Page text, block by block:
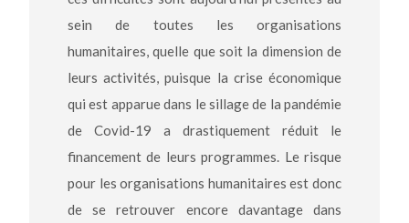
sein de toutes les organisations
humanitaires, quelle que soit la dimension de
leurs activités, puisque la crise économique
qui est apparue dans le sillage de la pandémie
de Covid-19 a drastiquement réduit le
financement de leurs programmes. Le risque
pour les organisations humanitaires est donc
de se retrouver encore davantage dans